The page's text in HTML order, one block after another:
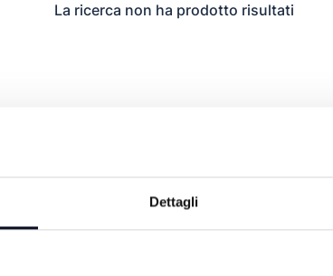
Dettagli
La ricerca non ha prodotto risultati